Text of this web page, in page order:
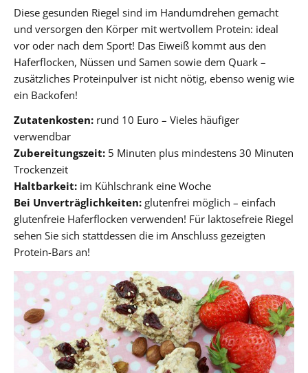
Diese gesunden Riegel sind im Handumdrehen gemacht
und versorgen den Körper mit wertvollem Protein: ideal
vor oder nach dem Sport! Das Eiweiß kommt aus den
Haferflocken, Nüssen und Samen sowie dem Quark –
zusätzliches Proteinpulver ist nicht nötig, ebenso wenig wie
ein Backofen!
Zutatenkosten: rund 10 Euro – Vieles häufiger
verwendbar
Zubereitungszeit: 5 Minuten plus mindestens 30 Minuten
Trockenzeit
Haltbarkeit: im Kühlschrank eine Woche
Bei Unverträglichkeiten: glutenfrei möglich – einfach
glutenfreie Haferflocken verwenden! Für laktosefreie Riegel
sehen Sie sich stattdessen die im Anschluss gezeigten
Protein-Bars an!